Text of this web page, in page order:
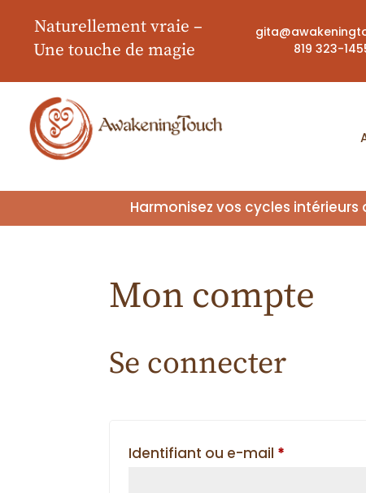
Naturellement vraie –
Une touche de magie
819 323-
Harmonisez vos cycles intérieurs
Mon compte
Se connecter
Identifiant ou e-mail *